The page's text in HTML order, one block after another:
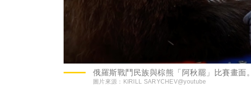
俄羅斯戰鬥民族與棕熊「阿秋罷」比賽畫面。
圖片來源： KIRILL SARYCHEV@youtube